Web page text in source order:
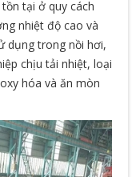
tại ở quy cách
nhiệt độ cao và
dụng trong nồi hơi,
chịu tải nhiệt, loại
hóa và ăn mòn